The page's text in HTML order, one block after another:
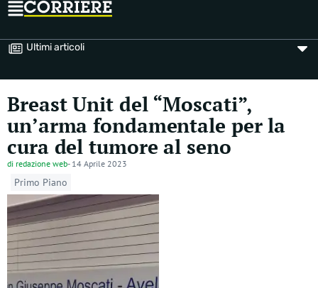
Ultimi articoli
Breast Unit del “Moscati”,
un’arma fondamentale per la
cura del tumore al seno
di redazione web- 14 Aprile 2023
Primo Piano